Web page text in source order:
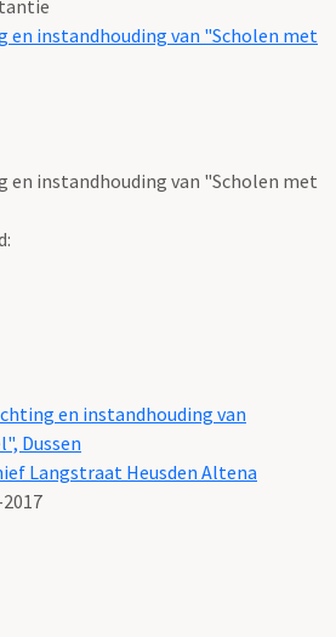
instandhouding van "Scholen met
instandhouding van "Scholen met
en instandhouding van
Dussen
Langstraat Heusden Altena